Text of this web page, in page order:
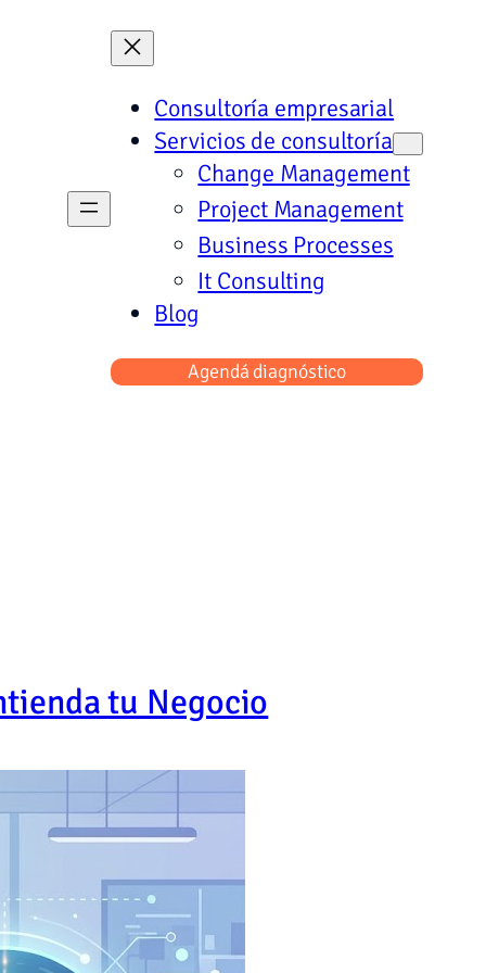
Consultoría empresarial
Servicios de consultoría
Change Management
Project Management
Business Processes
It Consulting
Blog
Agendá diagnóstico
tu Negocio